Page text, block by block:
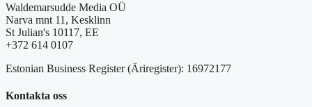
Waldemarsudde Media OÜ
Narva mnt 11, Kesklinn
St Julian's 10117, EE
+372 614 0107
Estonian Business Register (Äriregister): 16972177
Kontakta oss